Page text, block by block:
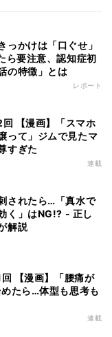
っかけは「口ぐせ」
要注意、認知症初
の特徴」とは
レポート
【漫画】「スマホ
って」ジムで見たマ
すぎた
連載
されたら…「真水で
く」はNG!? - 正し
解説
【漫画】「腰痛が
たら…体型も思考も
連載